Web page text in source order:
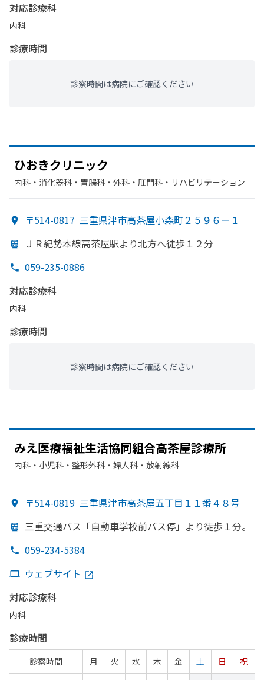
対応診療科
内科
診療時間
診察時間は病院にご確認ください
ひおきクリニック
内科・​消化器科・​胃腸科・​外科・​肛門科・​リハビリテーション
〒514-0817 三重県津市高茶屋小森町２５９６ー１
ＪＲ紀勢本線高茶屋駅より北方へ徒歩１２分
059-235-0886
対応診療科
内科
診療時間
診察時間は病院にご確認ください
みえ医療福祉生活協同組合高茶屋診療所
内科・​小児科・​整形外科・​婦人科・​放射線科
〒514-0819 三重県津市高茶屋五丁目１１番４８号
三重交通バス「自動車学校前バス停」より徒歩１分。
059-234-5384
ウェブサイト
対応診療科
内科
診療時間
診察時間 月 火 水 木 金 土 日
祝